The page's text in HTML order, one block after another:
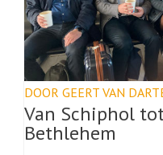
DOOR GEERT VAN
Van Schiphol
Bethlehem